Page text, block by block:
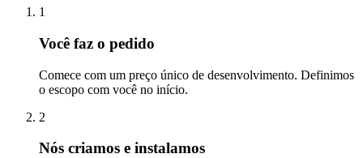
1
Você faz o pedido
Comece com um preço único de desenvolvimento. Definimos
o escopo com você no início.
2
Nós criamos e instalamos